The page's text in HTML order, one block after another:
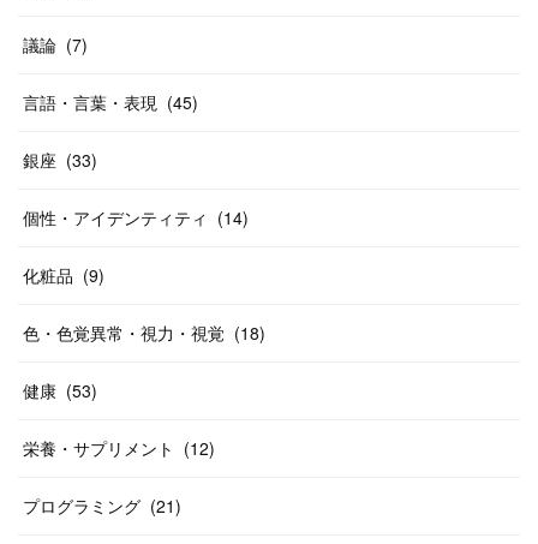
議論 (7)
言語・言葉・表現 (45)
銀座 (33)
個性・アイデンティティ (14)
化粧品 (9)
色・色覚異常・視力・視覚 (18)
健康 (53)
栄養・サプリメント (12)
プログラミング (21)